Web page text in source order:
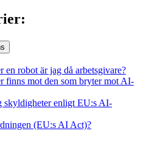
en robot är jag då arbetsgivare?
finns mot den som bryter mot AI-
skyldigheter enligt EU:s AI-
(EU:s AI Act)?